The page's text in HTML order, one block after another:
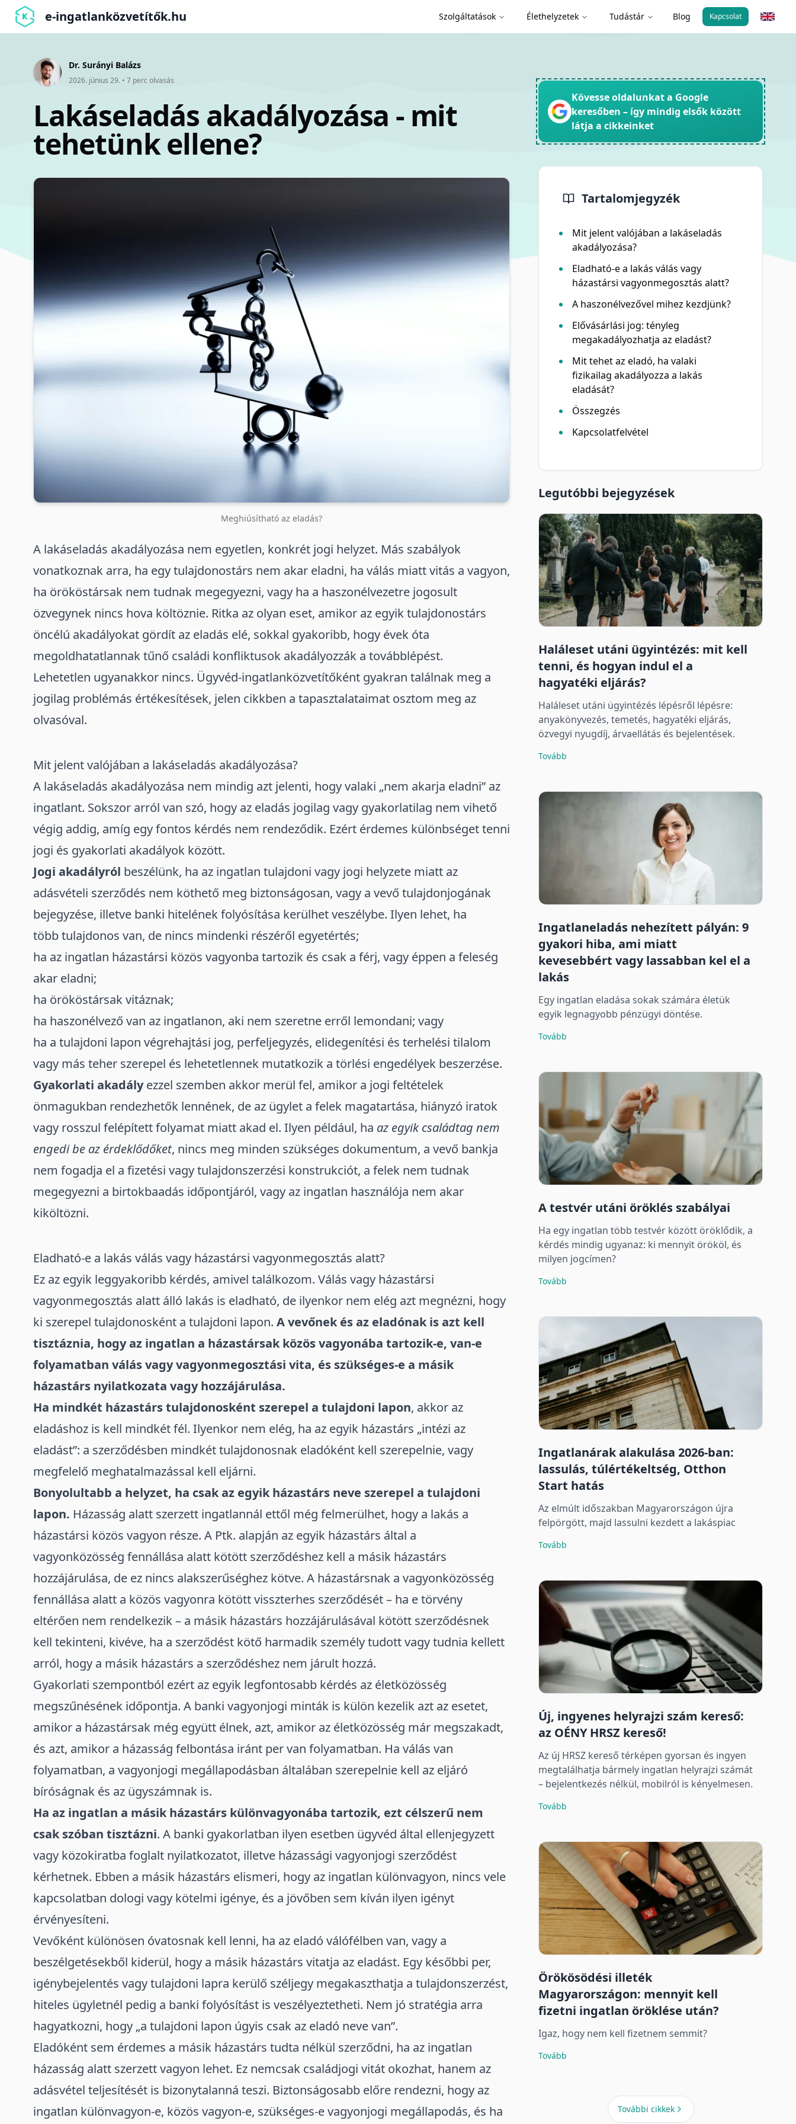
e-ingatlanközvetítők.hu Szolgáltatások Élethelyzetek Tudástár Blog Kapcsolat
Dr. Surányi Balázs
2026. június 29. • 7 perc olvasás
Lakáseladás akadályozása - mit
tehetünk ellene?
Meghiúsítható az eladás?
A lakáseladás akadályozása nem egyetlen, konkrét jogi helyzet. Más szabályok
vonatkoznak arra, ha egy tulajdonostárs nem akar eladni, ha válás miatt vitás a vagyon,
ha örököstársak nem tudnak megegyezni, vagy ha a haszonélvezetre jogosult
özvegynek nincs hova költöznie. Ritka az olyan eset, amikor az egyik tulajdonostárs
öncélú akadályokat gördít az eladás elé, sokkal gyakoribb, hogy évek óta
megoldhatatlannak tűnő családi konfliktusok akadályozzák a továbblépést.
Lehetetlen ugyanakkor nincs. Ügyvéd-ingatlanközvetítőként gyakran találnak meg a
jogilag problémás értékesítések, jelen cikkben a tapasztalataimat osztom meg az
olvasóval.
Mit jelent valójában a lakáseladás akadályozása?
A lakáseladás akadályozása nem mindig azt jelenti, hogy valaki „nem akarja eladni” az
ingatlant. Sokszor arról van szó, hogy az eladás jogilag vagy gyakorlatilag nem vihető
végig addig, amíg egy fontos kérdés nem rendeződik. Ezért érdemes különbséget tenni
jogi és gyakorlati akadályok között.
Jogi akadályról beszélünk, ha az ingatlan tulajdoni vagy jogi helyzete miatt az
adásvételi szerződés nem köthető meg biztonságosan, vagy a vevő tulajdonjogának
bejegyzése, illetve banki hitelének folyósítása kerülhet veszélybe. Ilyen lehet, ha
több tulajdonos van, de nincs mindenki részéről egyetértés;
ha az ingatlan házastársi közös vagyonba tartozik és csak a férj, vagy éppen a feleség
akar eladni;
ha örököstársak vitáznak;
ha haszonélvező van az ingatlanon, aki nem szeretne erről lemondani; vagy
ha a tulajdoni lapon végrehajtási jog, perfeljegyzés, elidegenítési és terhelési tilalom
vagy más teher szerepel és lehetetlennek mutatkozik a törlési engedélyek beszerzése.
Gyakorlati akadályezzel szemben akkor merül fel, amikor a jogi feltételek
önmagukban rendezhetők lennének, de az ügylet a felek magatartása, hiányzó iratok
vagy rosszul felépített folyamat miatt akad el. Ilyen például, ha az egyik családtag nem
engedi be az érdeklődőket, nincs meg minden szükséges dokumentum, a vevő bankja
nem fogadja el a fizetési vagy tulajdonszerzési konstrukciót, a felek nem tudnak
megegyezni a birtokbaadás időpontjáról, vagy az ingatlan használója nem akar
kiköltözni.
Eladható-e a lakás válás vagy házastársi vagyonmegosztás alatt?
Ez az egyik leggyakoribb kérdés, amivel találkozom. Válás vagy házastársi
vagyonmegosztás alatt álló lakás is eladható, de ilyenkor nem elég azt megnézni, hogy
ki szerepel tulajdonosként a tulajdoni lapon. A vevőnek és az eladónak is azt kell
tisztáznia, hogy az ingatlan a házastársak közös vagyonába tartozik-e, van-e
folyamatban válás vagy vagyonmegosztási vita, és szükséges-e a másik
házastárs nyilatkozata vagy hozzájárulása.
Ha mindkét házastárs tulajdonosként szerepel a tulajdoni lapon, akkor az
eladáshoz is kell mindkét fél. Ilyenkor nem elég, ha az egyik házastárs „intézi az
eladást”: a szerződésben mindkét tulajdonosnak eladóként kell szerepelnie, vagy
megfelelő meghatalmazással kell eljárni.
Bonyolultabb a helyzet, ha csak az egyik házastárs neve szerepel a tulajdoni
lapon. Házasság alatt szerzett ingatlannál ettől még felmerülhet, hogy a lakás a
házastársi közös vagyon része. A Ptk. alapján az egyik házastárs által a
vagyonközösség fennállása alatt kötött szerződéshez kell a másik házastárs
hozzájárulása, de ez nincs alakszerűséghez kötve. A házastársnak a vagyonközösség
fennállása alatt a közös vagyonra kötött visszterhes szerződését – ha e törvény
eltérően nem rendelkezik – a másik házastárs hozzájárulásával kötött szerződésnek
kell tekinteni, kivéve, ha a szerződést kötő harmadik személy tudott vagy tudnia kellett
arról, hogy a másik házastárs a szerződéshez nem járult hozzá.
Gyakorlati szempontból ezért az egyik legfontosabb kérdés az életközösség
megszűnésének időpontja. A banki vagyonjogi minták is külön kezelik azt az esetet,
amikor a házastársak még együtt élnek, azt, amikor az életközösség már megszakadt,
és azt, amikor a házasság felbontása iránt per van folyamatban. Ha válás van
folyamatban, a vagyonjogi megállapodásban általában szerepelnie kell az eljáró
bíróságnak és az ügyszámnak is.
Ha az ingatlan a másik házastárs különvagyonába tartozik, ezt célszerű nem
csak szóban tisztázni. A banki gyakorlatban ilyen esetben ügyvéd által ellenjegyzett
vagy közokiratba foglalt nyilatkozatot, illetve házassági vagyonjogi szerződést
kérhetnek. Ebben a másik házastárs elismeri, hogy az ingatlan különvagyon, nincs vele
kapcsolatban dologi vagy kötelmi igénye, és a jövőben sem kíván ilyen igényt
érvényesíteni.
Vevőként különösen óvatosnak kell lenni, ha az eladó válófélben van, vagy a
beszélgetésekből kiderül, hogy a másik házastárs vitatja az eladást. Egy későbbi per,
igénybejelentés vagy tulajdoni lapra kerülő széljegy megakaszthatja a tulajdonszerzést,
hiteles ügyletnél pedig a banki folyósítást is veszélyeztetheti. Nem jó stratégia arra
hagyatkozni, hogy „a tulajdoni lapon úgyis csak az eladó neve van”.
Eladóként sem érdemes a másik házastárs tudta nélkül szerződni, ha az ingatlan
házasság alatt szerzett vagyon lehet. Ez nemcsak családjogi vitát okozhat, hanem az
adásvétel teljesítését is bizonytalanná teszi. Biztonságosabb előre rendezni, hogy az
ingatlan különvagyon-e, közös vagyon-e, szükséges-e vagyonjogi megállapodás, és ha
Kövesse oldalunkat a Google
keresőben – így mindig elsők között
látja a cikkeinket
Tartalomjegyzék
Mit jelent valójában a lakáseladás
akadályozása?
Eladható-e a lakás válás vagy
házastársi vagyonmegosztás alatt?
A haszonélvezővel mihez kezdjünk?
Elővásárlási jog: tényleg
megakadályozhatja az eladást?
Mit tehet az eladó, ha valaki
fizikailag akadályozza a lakás
eladását?
Összegzés
Kapcsolatfelvétel
Legutóbbi bejegyzések
Haláleset utáni ügyintézés: mit kell
tenni, és hogyan indul el a
hagyatéki eljárás?
Haláleset utáni ügyintézés lépésről lépésre:
anyakönyvezés, temetés, hagyatéki eljárás,
özvegyi nyugdíj, árvaellátás és bejelentések.
Tovább
Ingatlaneladás nehezített pályán: 9
gyakori hiba, ami miatt
kevesebbért vagy lassabban kel el a
lakás
Egy ingatlan eladása sokak számára életük
egyik legnagyobb pénzügyi döntése.
Tovább
A testvér utáni öröklés szabályai
Ha egy ingatlan több testvér között öröklődik, a
kérdés mindig ugyanaz: ki mennyit örököl, és
milyen jogcímen?
Tovább
Ingatlanárak alakulása 2026-ban:
lassulás, túlértékeltség, Otthon
Start hatás
Az elmúlt időszakban Magyarországon újra
felpörgött, majd lassulni kezdett a lakáspiac
Tovább
Új, ingyenes helyrajzi szám kereső:
az OÉNY HRSZ kereső!
Az új HRSZ kereső térképen gyorsan és ingyen
megtalálhatja bármely ingatlan helyrajzi számát
– bejelentkezés nélkül, mobilról is kényelmesen.
Tovább
Örökösödési illeték
Magyarországon: mennyit kell
fizetni ingatlan öröklése után?
Igaz, hogy nem kell fizetnem semmit?
Tovább
További cikkek